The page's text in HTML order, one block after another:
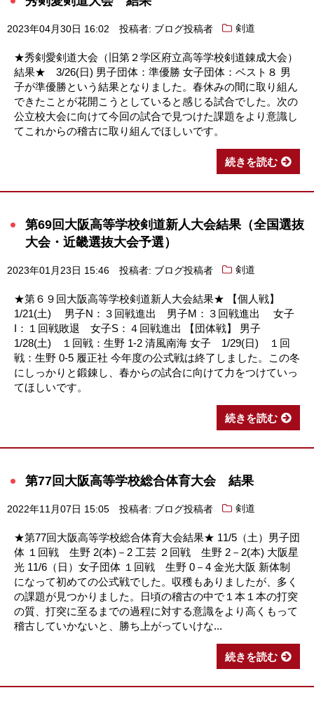
2023年04月30日 16:02 投稿者: ブログ投稿者 剣道
★秀剣愛剣道大会（旧第２学区府立高等学校剣道錬成大会）
結果★ 3/26(日) 男子団体：準優勝 女子団体：ベスト８ 男
子が準優勝という結果となりました。春休みの間に取り組ん
できたことが花開こうとしていると感じる試合でした。次の
公立校大会に向けて今回の試合で見つけた課題をより意識し
てこれからの稽古に取り組んでほしいです。
続きを読む
第69回大阪高等学校剣道新人大会結果（全国選抜
大会・近畿選抜大会予選）
2023年01月23日 15:46 投稿者: ブログ投稿者 剣道
★第６９回大阪高等学校剣道新人大会結果★ 【個人戦】
1/21(土) 男子N：３回戦進出 男子M：３回戦進出 女子
I：１回戦敗退 女子S：４回戦進出 【団体戦】 男子
1/28(土) １回戦：生野 1-2 清風南海 女子 1/29(日) １回
戦：生野 0-5 履正社 今年度の公式戦は終了しました。この冬
にしっかりと鍛錬し、春からの試合に向けて力をつけていっ
てほしいです。
続きを読む
第77回大阪高等学校総合体育大会 結果
2022年11月07日 15:05 投稿者: ブログ投稿者 剣道
★第77回大阪高等学校総合体育大会結果★ 11/5（土）男子団
体 １回戦 生野 2(本)－2 工芸 ２回戦 生野 2－2(本) 大阪星
光 11/6（日）女子団体 １回戦 生野 0－4 金光大阪 新体制
になって初めての公式戦でした。収穫もありましたが、多く
の課題が見つかりました。日頃の稽古の中で１本１本の打突
の質、打突に至るまでの過程に対する意識をより高くもって
稽古していかないと、勝ち上がっていけな...
続きを読む